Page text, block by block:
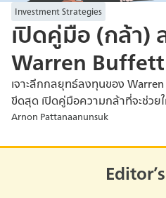
Investment Strategies
เปิดคู่มือ (กล้า)
Warren
ท่ามกลางความ
เจาะลึกกลยุทธ์ลงทุนของ
ขีดสุด เปิดคู่มือความกล้าที่จะช่ว
พร้อมๆ กันที่นี่
Arnon Pattanaanunsuk